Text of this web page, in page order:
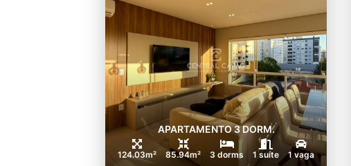
APARTAMENTO 3 DORM.
124.03m² 85.94m² 3 dorms 1 suíte 1 vaga